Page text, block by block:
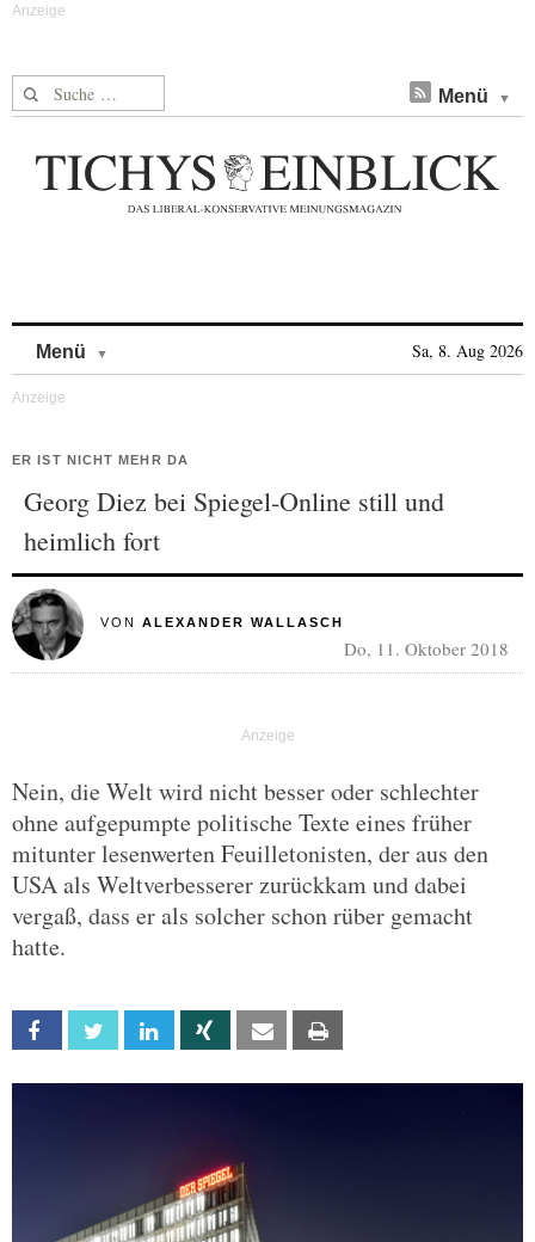
Suche nach: Menü
Menü Sa, 8. Aug 2026
ER IST NICHT MEHR DA
Georg Diez bei Spiegel-Online still und
heimlich fort
VON ALEXANDER WALLASCH
Do, 11. Oktober 2018
Nein, die Welt wird nicht besser oder schlechter
ohne aufgepumpte politische Texte eines früher
mitunter lesenwerten Feuilletonisten, der aus den
USA als Weltverbesserer zurückkam und dabei
vergaß, dass er als solcher schon rüber gemacht
hatte.
Facebook Twitter Linkedin Xing Email